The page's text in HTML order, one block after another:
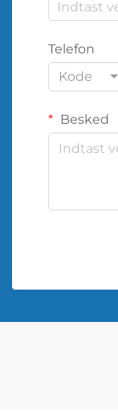
Telefon
Kode
Besked